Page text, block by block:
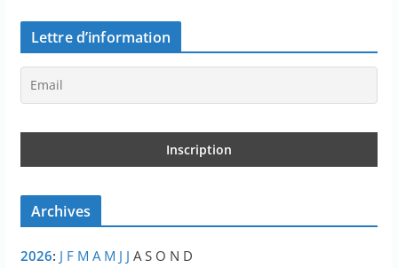
hectares en France
jeudi, 23 juillet 2026, 10h10:30
0 Commentaire
Les députés approuvent les viols en série sur les
jeudi, 23 juillet 2026, 9h09:08
2 minutes de lecture
Lettre d’information
Archives
2026: J F M A M J J A S O N D